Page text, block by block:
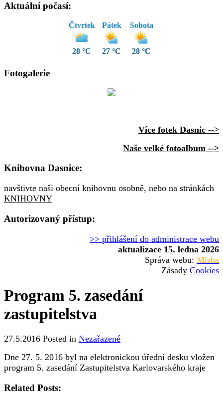
Aktuální počasí:
Čtvrtek
28 °C
Pátek
27 °C
Sobota
28 °C
Fotogalerie
Více fotek Dasnic -->
Naše velké fotoalbum -->
Knihovna Dasnice:
navštivte naši obecní knihovnu osobně, nebo na stránkách
KNIHOVNY
Autorizovaný přístup:
>> přihlášení do administrace webu
aktualizace 15. ledna 2026
Správa webu: Misha
Zásady Cookies
Program 5. zasedání
zastupitelstva
27.5.2016 Posted in Nezařazené
Dne 27. 5. 2016 byl na elektronickou úřední desku vložen
program 5. zasedání Zastupitelstva Karlovarského kraje
Related Posts: